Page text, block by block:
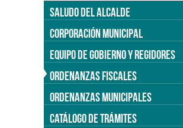
SALUDO DEL ALCALDE
CORPORACIÓN MUNICIPAL
EQUIPO DE GOBIERNO Y REGIDORES
ORDENANZAS FISCALES
ORDENANZAS MUNICIPALES
CATÁLOGO DE TRÁMITES